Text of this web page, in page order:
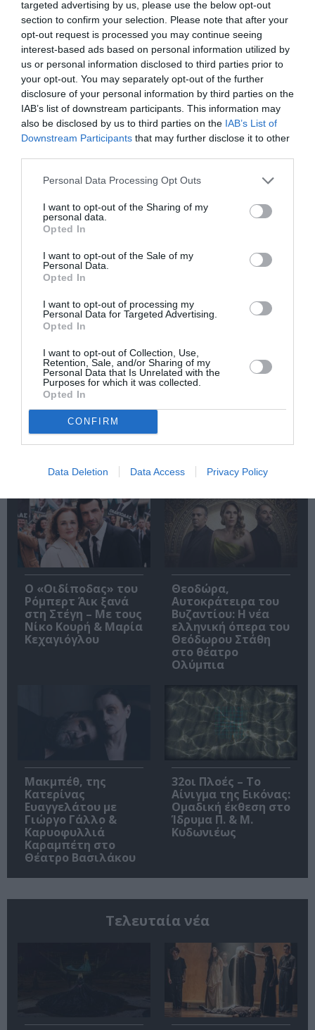
targeted advertising by us, please use the below opt-out
section to confirm your selection. Please note that after your
opt-out request is processed you may continue seeing
interest-based ads based on personal information utilized by
us or personal information disclosed to third parties prior to
your opt-out. You may separately opt-out of the further
disclosure of your personal information by third parties on the
IAB’s list of downstream participants. This information may
also be disclosed by us to third parties on the IAB’s List of
Downstream Participants that may further disclose it to other
Personal Data Processing Opt Outs
I want to opt-out of the Sharing of my
personal data.
Opted In
I want to opt-out of the Sale of my
Personal Data.
Opted In
I want to opt-out of processing my
Personal Data for Targeted Advertising.
Opted In
I want to opt-out of Collection, Use,
Retention, Sale, and/or Sharing of my
Personal Data that Is Unrelated with the
Purposes for which it was collected.
Opted In
CONFIRM
Data Deletion Data Access Privacy Policy
Σχετικά Άρθρα
Χαντζαράς –
«Κλεμμένος
Πειρατής» &
“Beauty and Blue”:
Διπλή παράλληλη
έκθεση στην Πάτμο
Μαγκανιώτης –
State of Change:
Έκθεση στην
γκαλερί Ακρόπρωρο
του Λεονάρντο Ντα
Βίντσι έχει
τοποθετηθεί
αθόρυβα στο MET
Κεχαγιόγλου – Μες
στο φως: Έκθεση
στον χώρο τέχνης
Δημοφιλή Άρθρα
O «Οιδίποδας» του
Ρόμπερτ Άικ ξανά
στη Στέγη – Με τους
Νίκο Κουρή & Μαρία
Κεχαγιόγλου
Θεοδώρα,
Αυτοκράτειρα του
Βυζαντίου: Η νέα
ελληνική όπερα του
Θεόδωρου Στάθη
στο θέατρο
Ολύμπια
Μακμπέθ, της
Κατερίνας
Ευαγγελάτου με
Γιώργο Γάλλο &
Καρυοφυλλιά
Καραμπέτη στο
Θέατρο Βασιλάκου
32οι Πλοές – Το
Αίνιγμα της Εικόνας:
Ομαδική έκθεση στο
Ίδρυμα Π. & Μ.
Κυδωνιέως
Τελευταία νέα